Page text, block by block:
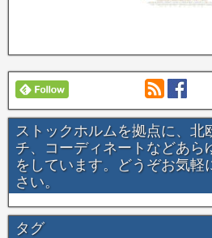
ストックホルムを拠点に、北
チ、コーディネートなどあら
をしています。どうぞお気軽
さい。
タグ